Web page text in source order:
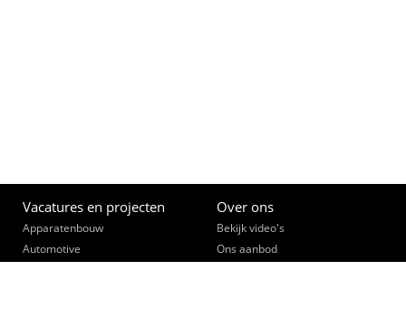
Vacatures en projecten
Apparatenbouw
Automotive
Over ons
Bekijk video's
Ons aanbod